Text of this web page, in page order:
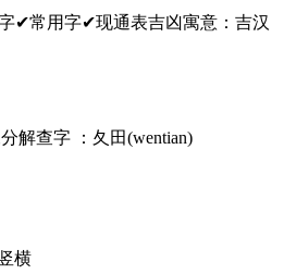
✔常用字✔现通表吉凶寓意： 吉汉
解查字 ： 夂田(wentian)
横